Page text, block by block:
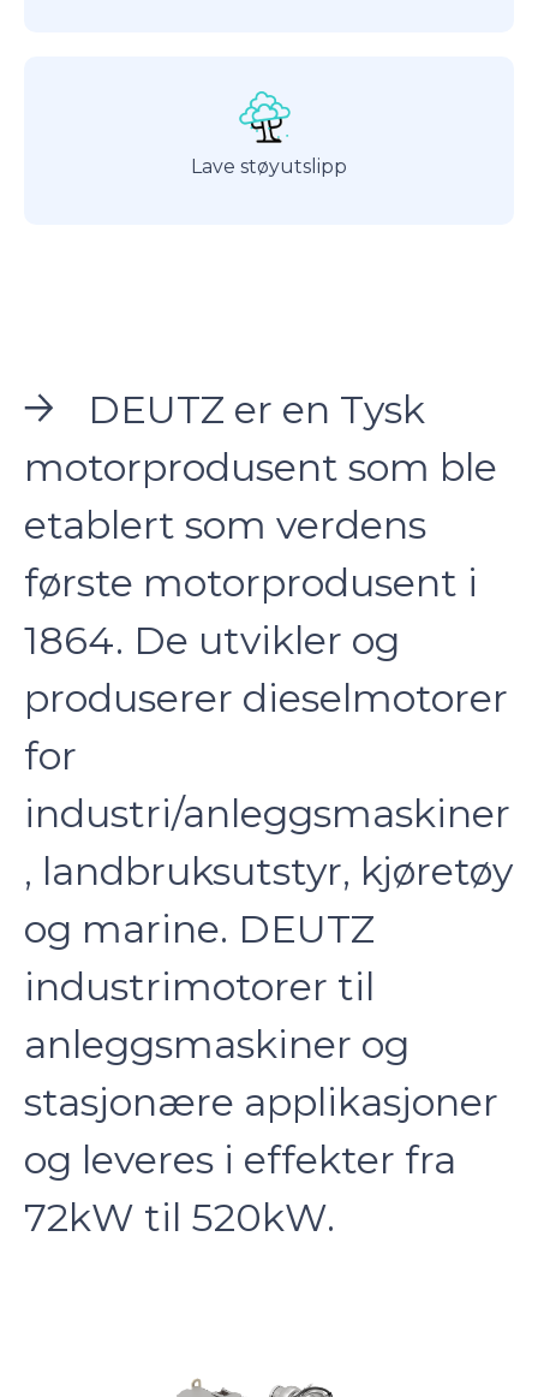
Lave støyutslipp
DEUTZ er en Tysk
motorprodusent som ble
etablert som verdens
første motorprodusent i
1864. De utvikler og
produserer dieselmotorer
for
industri/anleggsmaskiner
, landbruksutstyr, kjøretøy
og marine. DEUTZ
industrimotorer til
anleggsmaskiner og
stasjonære applikasjoner
og leveres i effekter fra
72kW til 520kW.